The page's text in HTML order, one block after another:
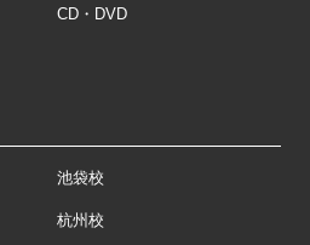
CD・DVD
池袋校
杭州校